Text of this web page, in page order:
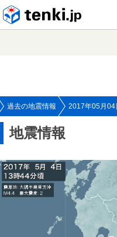
過去の地震情報 2017年05月04
地震情報